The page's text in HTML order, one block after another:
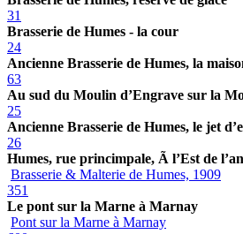
31
Brasserie de Humes - la cour
24
Ancienne Brasserie de Humes, la
63
Au sud du Moulin d’Engrave sur la
25
Ancienne Brasserie de Humes, le jet
26
Humes, rue princimpale, Ã l’Est de
Brasserie & Malterie de Humes, 1909
351
Le pont sur la Marne à Marnay
Pont sur la Marne à Marnay